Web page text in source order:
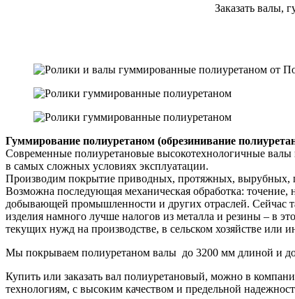
Заказать валы,
Гуммирование полиуретаном (обрезинивание
Современные полиуретановые высокотехнологичные
в самых сложных условиях эксплуатации.
Производим покрытие приводных, протяжных, вырубных,
Возможна последующая механическая обработка:
добывающей промышленности и других отраслей. Сейчас
изделия намного лучше налогов из металла и резины – в
текущих нужд на производстве, в сельском хозяйстве или
Мы покрываем полиуретаном валы до 3200 мм длиной и
Купить или заказать вал полиуретановый, можно в
технологиям, с высоким качеством и предельной